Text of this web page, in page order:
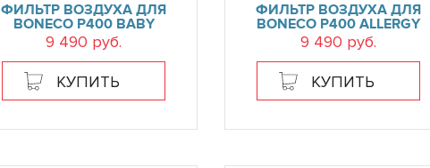
ФИЛЬТР ВОЗДУХА ДЛЯ
BONECO P400 BABY
9 490 руб.
КУПИТЬ
ФИЛЬТР ВОЗДУХА ДЛЯ
BONECO P400 ALLERGY
9 490 руб.
КУПИТЬ